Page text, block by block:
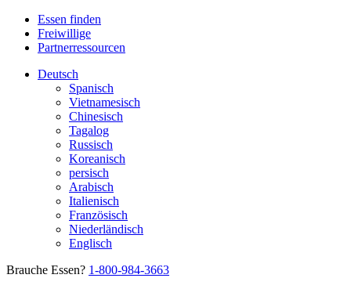
Essen finden
Freiwillige
Partnerressourcen
Deutsch
Spanisch
Vietnamesisch
Chinesisch
Tagalog
Russisch
Koreanisch
persisch
Arabisch
Italienisch
Französisch
Niederländisch
Englisch
Brauche Essen? 1-800-984-3663